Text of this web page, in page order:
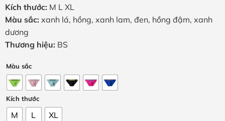
Kích thước: M L XL
Màu sắc: xanh lá, hồng, xanh lam, đen, hồng đậm, xanh
dương
Thương hiệu: BS
Màu sắc
Kích thước
M L XL